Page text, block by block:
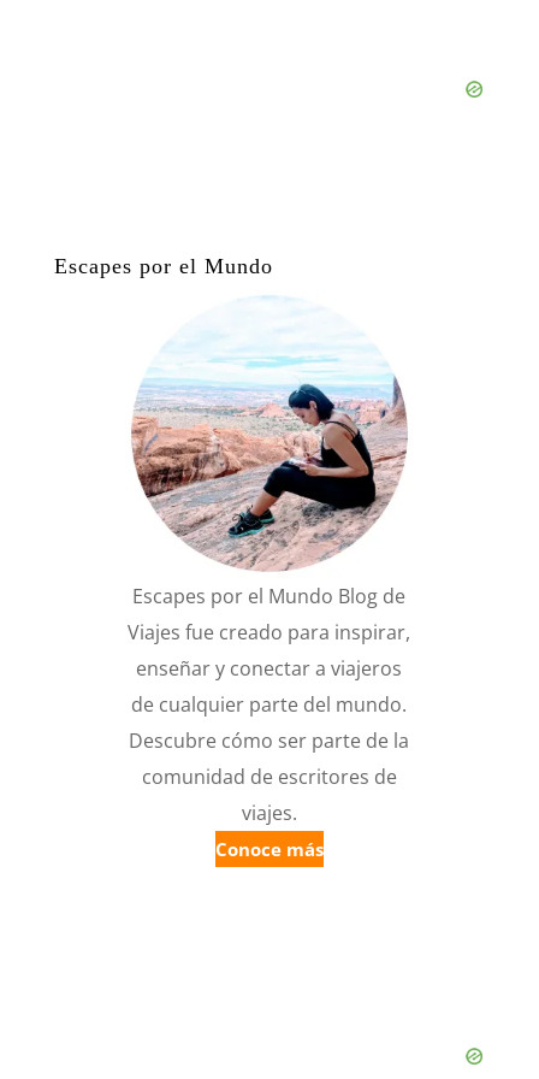
Escapes por el Mundo
Escapes por el Mundo Blog de
Viajes fue creado para inspirar,
enseñar y conectar a viajeros
de cualquier parte del mundo.
Descubre cómo ser parte de la
comunidad de escritores de
viajes.
Conoce más